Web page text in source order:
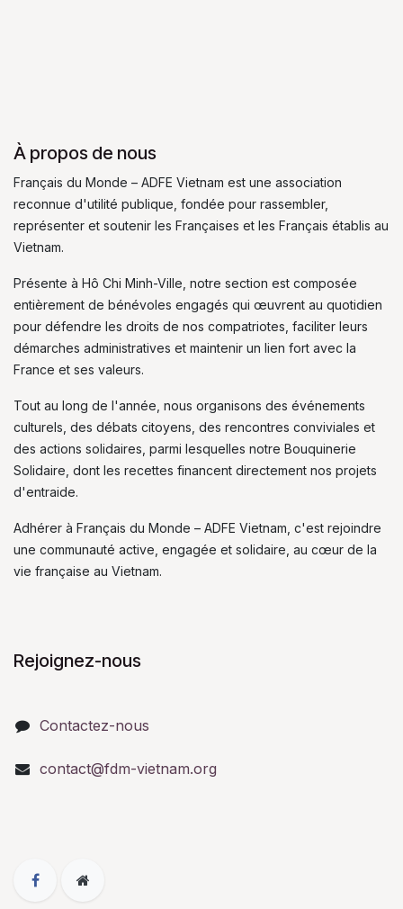
À propos de nous
Français du Monde – ADFE Vietnam est une association
reconnue d'utilité publique, fondée pour rassembler,
représenter et soutenir les Françaises et les Français établis au
Vietnam.
Présente à Hô Chi Minh-Ville, notre section est composée
entièrement de bénévoles engagés qui œuvrent au quotidien
pour défendre les droits de nos compatriotes, faciliter leurs
démarches administratives et maintenir un lien fort avec la
France et ses valeurs.
Tout au long de l'année, nous organisons des événements
culturels, des débats citoyens, des rencontres conviviales et
des actions solidaires, parmi lesquelles notre Bouquinerie
Solidaire, dont les recettes financent directement nos projets
d'entraide.
Adhérer à Français du Monde – ADFE Vietnam, c'est rejoindre
une communauté active, engagée et solidaire, au cœur de la
vie française au Vietnam.
Rejoignez-nous
Contactez-nous
contact@fdm-vietnam.org